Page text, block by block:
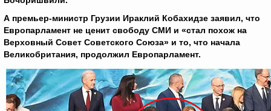
А премьер-министр Грузии Ираклий Кобахидзе заявил, что
Европарламент не ценит свободу СМИ и «стал похож на
Верховный Совет Советского Союза» и то, что начала
Великобритания, продолжил Европарламент.